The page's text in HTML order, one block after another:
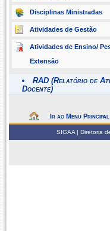
Disciplinas Ministradas
Atividades de Gestão
Atividades de Ensino/
Extensão
RAD (Relatório de
Docente)
Ir ao Menu Principal
SIGAA | Diretoria